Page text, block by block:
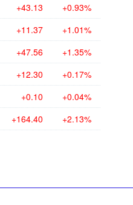
+43.13 +0.93%
+11.37 +1.01%
+47.56 +1.35%
+12.30 +0.17%
+0.10 +0.04%
+164.40 +2.13%